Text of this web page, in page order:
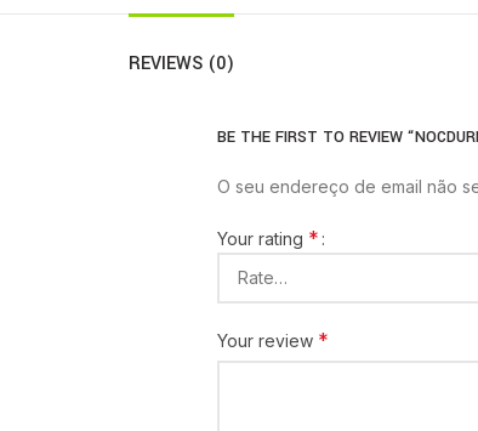
REVIEWS (0)
BE THE FIRST TO REVIEW
O seu endereço de email não
Your rating *
Your review *